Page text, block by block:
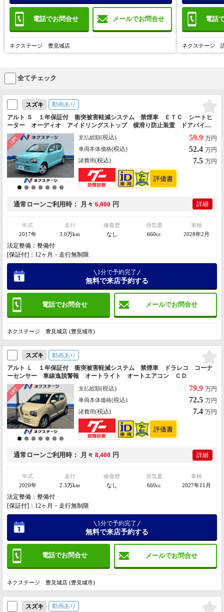
電話でお問合せ メールでお問合せ
ネクステージ 豊見城店
電話
ネクステージ
全てチェック
スズキ
動画あり
アルト Ｓ １年保証付 衝突被害軽減システム 禁煙車 ＥＴＣ シートヒ
ーター オーディオ アイドリングストップ 横滑り防止装置 ドアバイザ
ー
支払総額(税込) 59.9 万円
車両本体価格(税込) 52.4 万円
諸費用(税込) 7.5 万円
通常ローンご利用時 月々 6,000 円 詳細
年式
2017年
走行
3.0万km
修復歴
なし
排気量
660cc
車検
2028年2月
法定整備：整備付
[保証付]：12ヶ月・走行無制限
電話でお問合せ メールでお問合せ
1分で予約完了
無料で来店予約する
ネクステージ 豊見城店 (豊見城市)
スズキ
動画あり
アルト Ｌ １年保証付 衝突被害軽減システム 禁煙車 ドラレコ コーナ
ーセンサー 車線逸脱警報 オートライト オートエアコン ＣＤ
支払総額(税込) 79.9 万円
車両本体価格(税込) 72.5 万円
諸費用(税込) 7.4 万円
通常ローンご利用時 月々 8,400 円 詳細
年式
2020年
走行
2.3万km
修復歴
なし
排気量
660cc
車検
2027年11月
法定整備：整備付
[保証付]：12ヶ月・走行無制限
電話でお問合せ メールでお問合せ
1分で予約完了
無料で来店予約する
ネクステージ 豊見城店 (豊見城市)
スズキ
動画あり